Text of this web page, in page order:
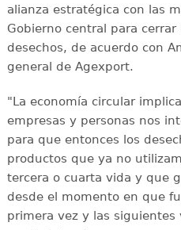
alianza estratégica con las
Gobierno central para
desechos, de acuerdo con
general de Agexport.
"La economía circular
empresas y personas nos
para que entonces los
productos que ya no
tercera o cuarta vida y que
desde el momento en que
primera vez y las siguientes